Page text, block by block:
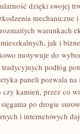
dzięki swojej
mechaniczne
warunkach
jak i
motywuje do
podłóg
paneli pozwala
kamień, przez co
po drogie
i internetowych